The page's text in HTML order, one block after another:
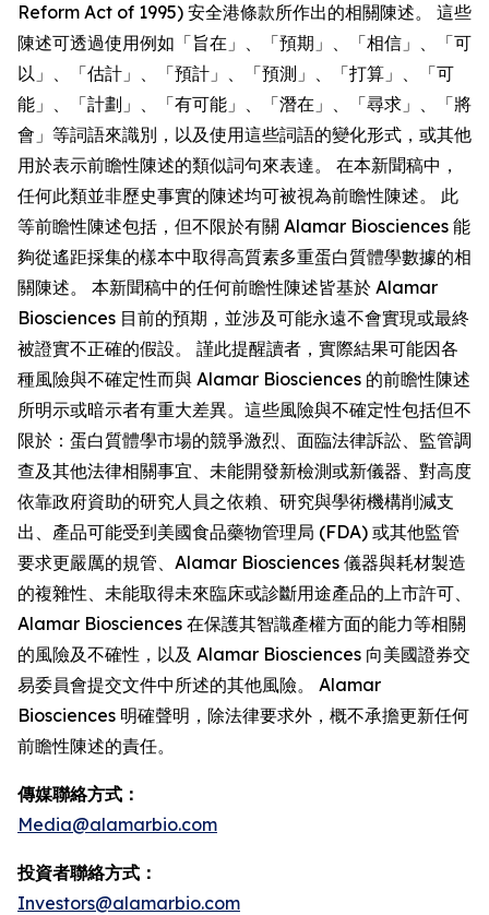
Reform Act of 1995) 安全港條款所作出的相關陳述。 這些
陳述可透過使用例如「旨在」、「預期」、「相信」、「可
以」、「估計」、「預計」、「預測」、「打算」、「可
能」、「計劃」、「有可能」、「潛在」、「尋求」、「將
會」等詞語來識別，以及使用這些詞語的變化形式，或其他
用於表示前瞻性陳述的類似詞句來表達。 在本新聞稿中，
任何此類並非歷史事實的陳述均可被視為前瞻性陳述。 此
等前瞻性陳述包括，但不限於有關 Alamar Biosciences 能
夠從遙距採集的樣本中取得高質素多重蛋白質體學數據的相
關陳述。 本新聞稿中的任何前瞻性陳述皆基於 Alamar
Biosciences 目前的預期，並涉及可能永遠不會實現或最終
被證實不正確的假設。 謹此提醒讀者，實際結果可能因各
種風險與不確定性而與 Alamar Biosciences 的前瞻性陳述
所明示或暗示者有重大差異。這些風險與不確定性包括但不
限於：蛋白質體學市場的競爭激烈、面臨法律訴訟、監管調
查及其他法律相關事宜、未能開發新檢測或新儀器、對高度
依靠政府資助的研究人員之依賴、研究與學術機構削減支
出、產品可能受到美國食品藥物管理局 (FDA) 或其他監管
要求更嚴厲的規管、Alamar Biosciences 儀器與耗材製造
的複雜性、未能取得未來臨床或診斷用途產品的上市許可、
Alamar Biosciences 在保護其智識產權方面的能力等相關
的風險及不確性，以及 Alamar Biosciences 向美國證券交
易委員會提交文件中所述的其他風險。 Alamar
Biosciences 明確聲明，除法律要求外，概不承擔更新任何
前瞻性陳述的責任。
傳媒聯絡方式：
Media@alamarbio.com
投資者聯絡方式：
Investors@alamarbio.com